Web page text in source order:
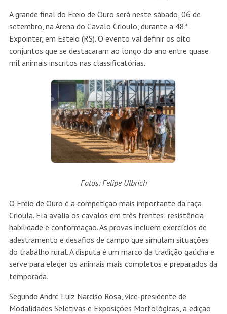
A grande final do Freio de Ouro será neste sábado, 06 de
setembro, na Arena do Cavalo Crioulo, durante a 48ª
Expointer, em Esteio (RS). O evento vai definir os oito
conjuntos que se destacaram ao longo do ano entre quase
mil animais inscritos nas classificatórias.
Fotos: Felipe Ulbrich
O Freio de Ouro é a competição mais importante da raça
Crioula. Ela avalia os cavalos em três frentes: resistência,
habilidade e conformação. As provas incluem exercícios de
adestramento e desafios de campo que simulam situações
do trabalho rural. A disputa é um marco da tradição gaúcha e
serve para eleger os animais mais completos e preparados da
temporada.
Segundo André Luiz Narciso Rosa, vice-presidente de
Modalidades Seletivas e Exposições Morfológicas, a edição